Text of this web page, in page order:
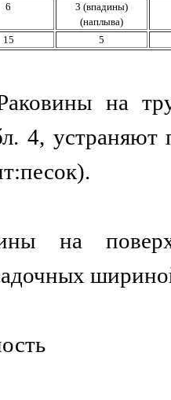
6
3 (впадины)
(наплыва)
15 5
на
4, устраняют
на